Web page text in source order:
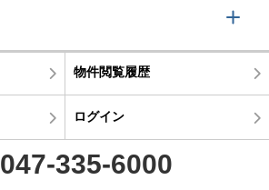
物件閲覧履歴
ログイン
047-335-6000